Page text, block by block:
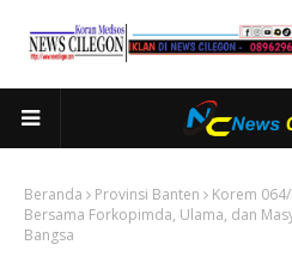
Beranda Provinsi Banten
Korem
Bersama Forkopimda, Ulama, dan
Bangsa